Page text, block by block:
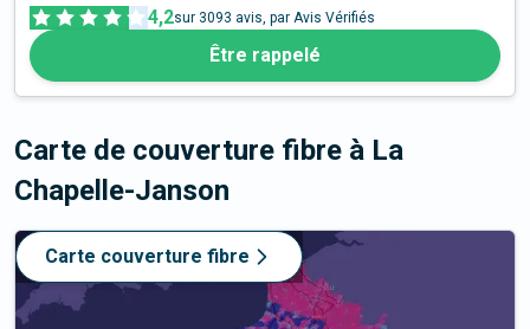
4,2sur 3093 avis, par Avis Vérifiés
Être rappelé
Carte de couverture fibre à La
Chapelle-Janson
Carte couverture fibre